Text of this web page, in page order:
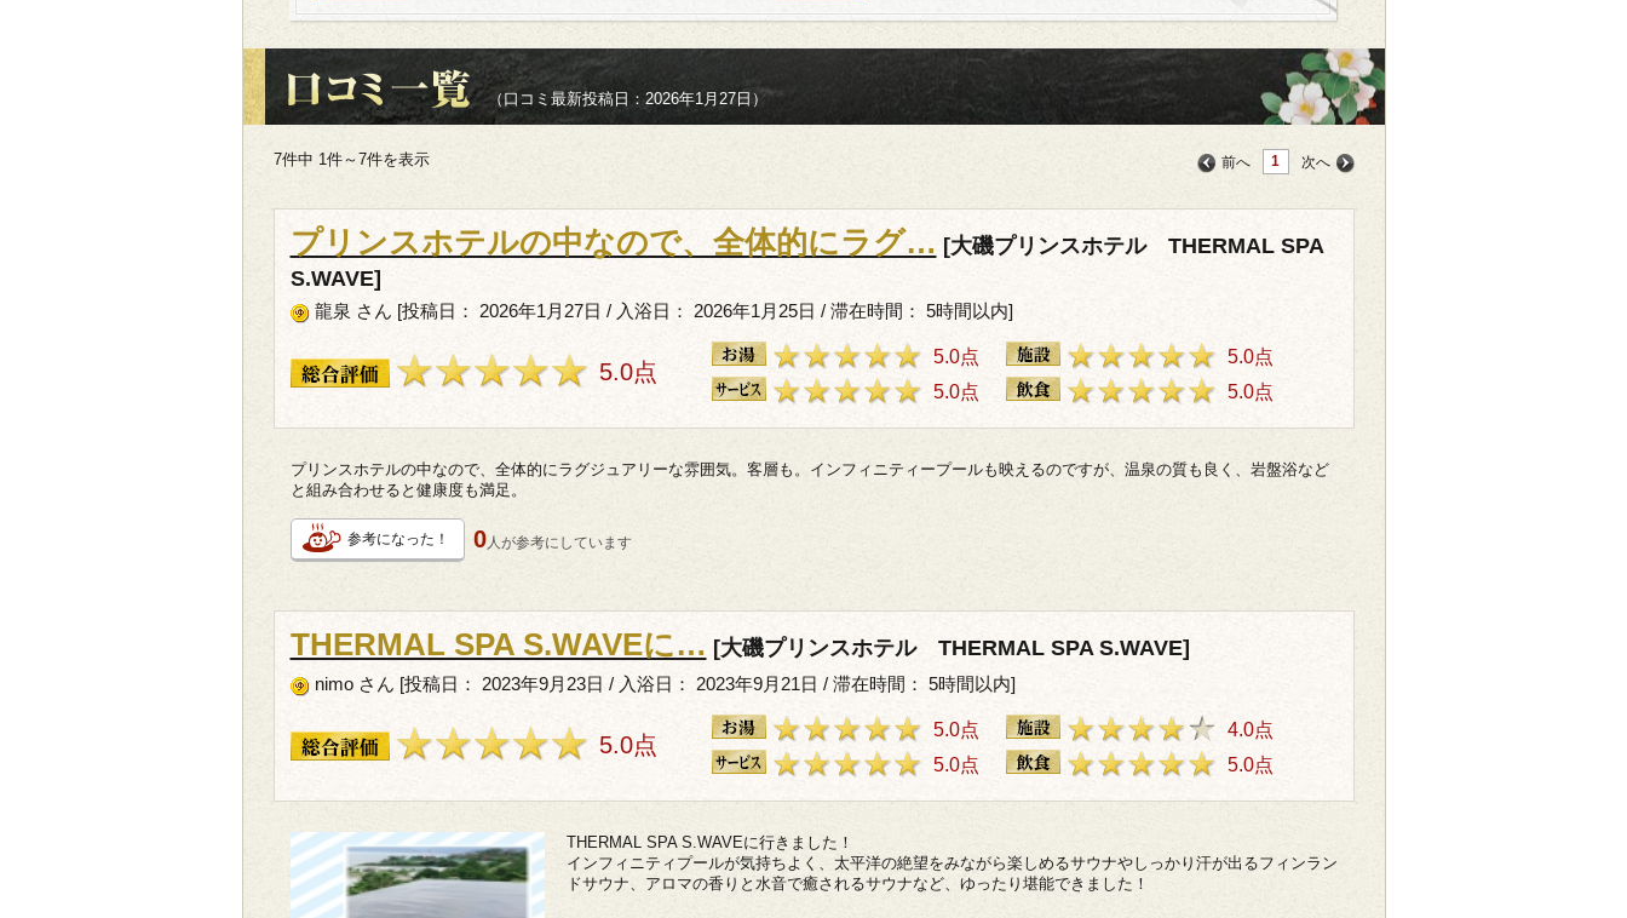
（口コミ最新投稿日：2026年1月27日）
7件中 1件～7件を表示 前へ 1 次へ
プリンスホテルの中なので、全体的にラグ… [大磯プリンスホテル THERMAL SPA
S.WAVE]
龍泉 さん [投稿日： 2026年1月27日 / 入浴日： 2026年1月25日 / 滞在時間： 5時間以内]
5.0点
5.0点
5.0点
5.0点
5.0点
プリンスホテルの中なので、全体的にラグジュアリーな雰囲気。客層も。インフィニティープールも映えるのですが、温泉の質も良く、岩盤浴など
と組み合わせると健康度も満足。
参考になった！ 0人が参考にしています
THERMAL SPA S.WAVEに… [大磯プリンスホテル THERMAL SPA S.WAVE]
nimo さん [投稿日： 2023年9月23日 / 入浴日： 2023年9月21日 / 滞在時間： 5時間以内]
5.0点
5.0点
5.0点
4.0点
5.0点
THERMAL SPA S.WAVEに行きました！
インフィニティプールが気持ちよく、太平洋の絶望をみながら楽しめるサウナやしっかり汗が出るフィンラン
ドサウナ、アロマの香りと水音で癒されるサウナなど、ゆったり堪能できました！